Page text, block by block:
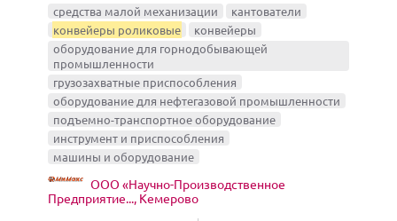
средства малой механизации
кантователи
конвейеры роликовые
конвейеры
оборудование для горнодобывающей
промышленности
грузозахватные приспособления
оборудование для нефтегазовой промышленности
подъемно-транспортное оборудование
инструмент и приспособления
машины и оборудование
ООО «Научно-Производственное
Предприятие..., Кемерово